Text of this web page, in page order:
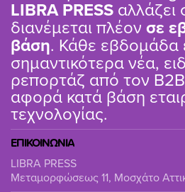
LIBRA PRESS αλλάζει
διανέμεται πλέον σε
βάση. Κάθε εβδομάδα
σημαντικότερα νέα,
ρεπορτάζ από τον
αφορά κατά βάση
τεχνολογίας.
ΕΠΙΚΟΙΝΩΝΙΑ
LIBRA PRESS
Μεταμορφώσεως 11, Μοσχάτο